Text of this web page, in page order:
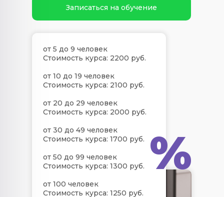
Записаться на обучение
от 5 до 9 человек
Стоимость курса: 2200 руб.
от 10 до 19 человек
Стоимость курса: 2100 руб.
от 20 до 29 человек
Стоимость курса: 2000 руб.
от 30 до 49 человек
Стоимость курса: 1700 руб.
от 50 до 99 человек
Стоимость курса: 1300 руб.
от 100 человек
Стоимость курса: 1250 руб.
%